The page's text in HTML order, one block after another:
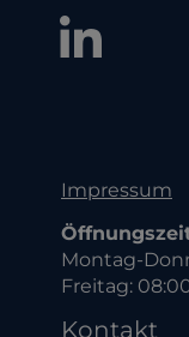
Impressum
Montag-
Freitag:
Kontakt